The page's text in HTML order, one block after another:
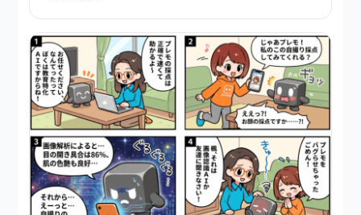
AIエージェント 動画配信 学習効果向上
製品ブログ
動画を使った教育はどっちが有利？premoと
NotebookLMの動画機能を比較してみた
premoとNotebookLMの違いを解説。premoは最…
2026年7月6日